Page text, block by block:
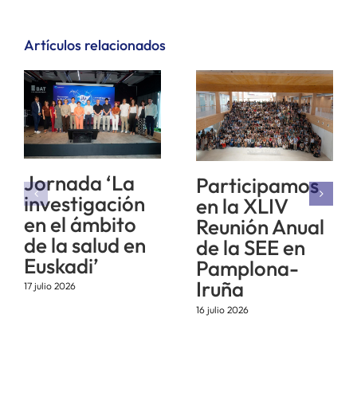
Artículos relacionados
Jornada ‘La
investigación
en el ámbito
de la salud en
Euskadi’
17 julio 2026
Participamos
en la XLIV
Reunión Anual
de la SEE en
Pamplona-
Iruña
16 julio 2026